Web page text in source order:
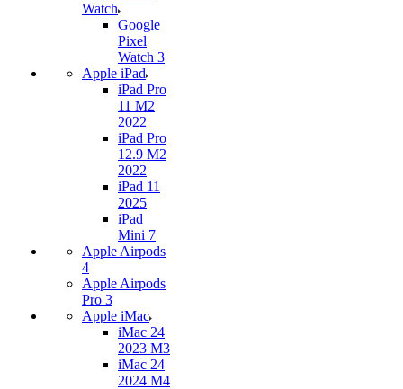
Watch
Google
Pixel
Watch 3
Apple iPad
iPad Pro
11 M2
2022
iPad Pro
12.9 M2
2022
iPad 11
2025
iPad
Mini 7
Apple Airpods
4
Apple Airpods
Pro 3
Apple iMac
iMac 24
2023 M3
iMac 24
2024 M4